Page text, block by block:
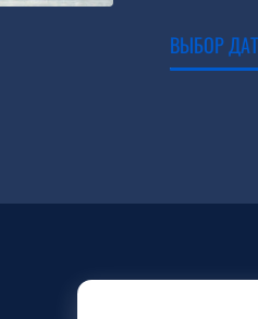
ВЫБОР